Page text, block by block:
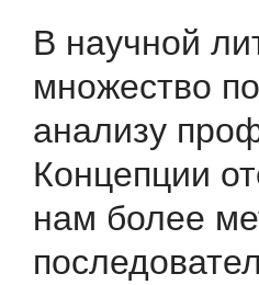
В научной
множество
анализу
Концепции
нам более